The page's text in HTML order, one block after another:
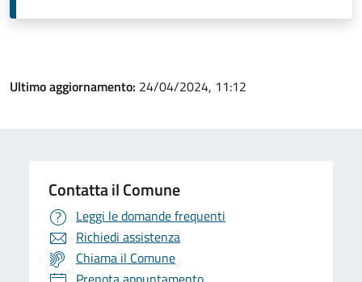
Ultimo aggiornamento: 24/04/2024, 11:12
Contatta il Comune
Leggi le domande frequenti
Richiedi assistenza
Chiama il Comune